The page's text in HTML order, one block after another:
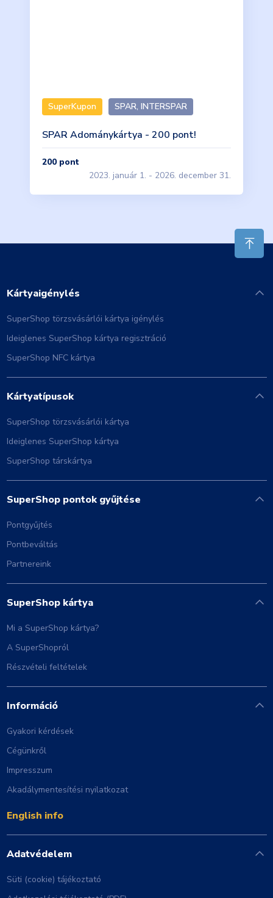
SuperKupon SPAR, INTERSPAR
SPAR Adománykártya - 200 pont!
200 pont
2023. január 1. - 2026. december 31.
Kártyaigénylés
SuperShop törzsvásárlói kártya igénylés
Ideiglenes SuperShop kártya regisztráció
SuperShop NFC kártya
Kártyatípusok
SuperShop törzsvásárlói kártya
Ideiglenes SuperShop kártya
SuperShop társkártya
SuperShop pontok gyűjtése
Pontgyűjtés
Pontbeváltás
Partnereink
SuperShop kártya
Mi a SuperShop kártya?
A SuperShopról
Részvételi feltételek
Információ
Gyakori kérdések
Cégünkről
Impresszum
Akadálymentesítési nyilatkozat
English info
Adatvédelem
Süti (cookie) tájékoztató